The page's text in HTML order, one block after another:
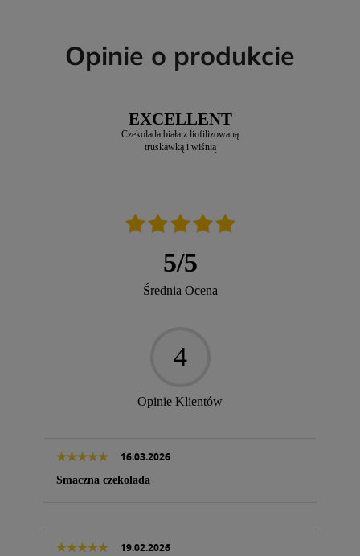
Opinie o produkcie
EXCELLENT
Czekolada biała z liofilizowaną
truskawką i wiśnią
5/5
Średnia Ocena
4
Opinie Klientów
16.03.2026
Smaczna czekolada
19.02.2026